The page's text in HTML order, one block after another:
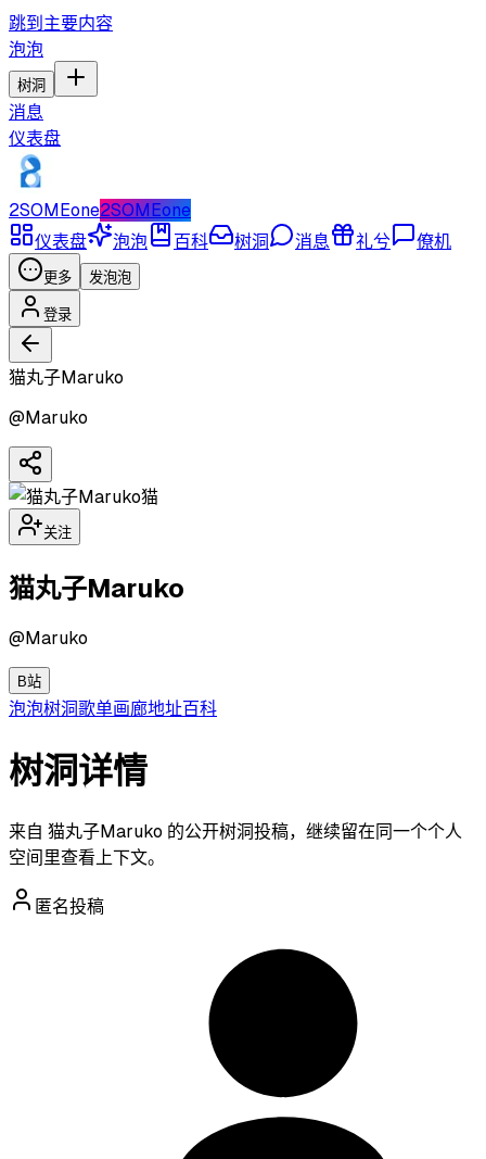
跳到主要内容
泡泡
树洞
消息
仪表盘
2SOMEone2SOMEone
仪表盘
泡泡 百科 树洞 消息 礼兮 僚机
更多 发泡泡
登录
猫丸子Maruko
@Maruko
猫
关注
猫丸子Maruko
@Maruko
B站
泡泡树洞歌单画廊地址百科
树洞详情
来自 猫丸子Maruko 的公开树洞投稿，继续留在同一个个人
空间里查看上下文。
匿名投稿